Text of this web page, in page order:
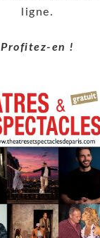
ligne.
Profitez-en !